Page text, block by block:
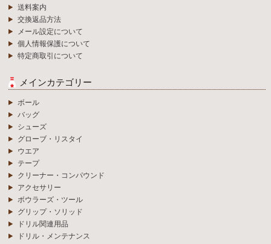
送料案内
交換返品方法
メール設定について
個人情報保護について
特定商取引について
メインカテゴリー
ボール
バッグ
シューズ
グローブ・リスタイ
ウエア
テープ
クリーナー・コンパウンド
アクセサリー
ボウラーズ・ツール
グリップ・ソリッド
ドリル関連用品
ドリル・メンテナンス